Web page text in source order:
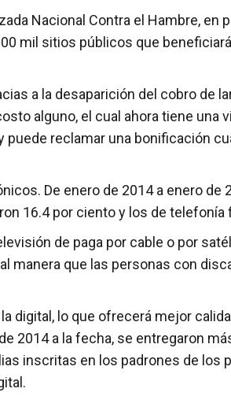
Nacional Contra el Hambre, en
mil sitios públicos que
a la desaparición del cobro de
alguno, el cual ahora tiene una
reclamar una bonificación
De enero de 2014 a enero de
16.4 por ciento y los de
de paga por cable o por
que las personas con
digital, lo que ofrecerá mejor
2014 a la fecha, se entregaron
inscritas en los padrones de los